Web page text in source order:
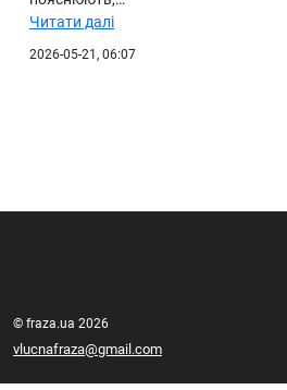
Читати далі
2026-05-21, 06:07
© fraza.ua 2026
vlucnafraza@gmail.com